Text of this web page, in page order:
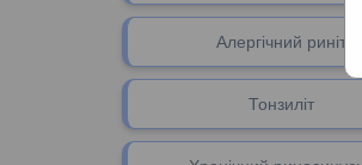
Алергічний риніт
Тонзиліт